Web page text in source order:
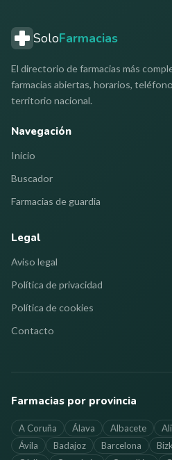
SoloFarmacias
El directorio de farmacias más
farmacias abiertas, horarios,
territorio nacional.
Navegación
Inicio
Buscador
Farmacias de guardia
Legal
Aviso legal
Política de privacidad
Política de cookies
Contacto
Farmacias por provincia
A Coruña Álava Albacete
Ávila
Badajoz Barcelona